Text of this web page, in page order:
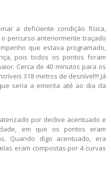
a deficiente condição física,
percurso anteriormente traçado
que estava programado,
pois todos os pontos foram
Cerca de 40 minutos para os
318 metros de desnível!!! Já
seria a ementa até ao dia da
por declive acentuado e
em que os pontos eram
Quando digo acentuado, era
eram compostas por 4 curvas